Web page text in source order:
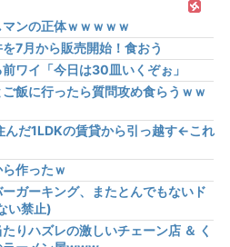
ンの正体ｗｗｗｗｗ
7月から販売開始！食おう
ワイ「今日は30皿いくぞぉ」
ご飯に行ったら質問攻め食らうｗｗ
んだ1LDKの賃貸から引っ越す←これ
作ったｗ
ーガーキング、またとんでもないド
い禁止)
りハズレの激しいチェーン店 ＆ く